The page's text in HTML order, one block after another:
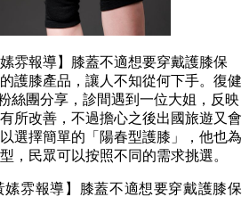
雰報導】膝蓋不適想要穿戴護膝保
護膝產品，讓人不知從何下手。復健
絲團分享，診間遇到一位大姐，反映
所改善，不過擔心之後出國旅遊又會
選擇簡單的「陽春型護膝」，他也為
，民眾可以按照不同的需求挑選。
嫊雰報導】膝蓋不適想要穿戴護膝保